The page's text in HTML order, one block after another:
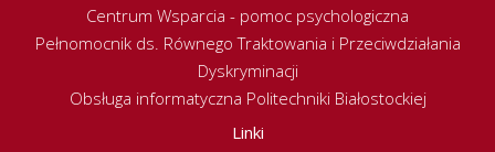
Centrum Wsparcia - pomoc psychologiczna
Pełnomocnik ds. Równego Traktowania i Przeciwdziałania
Dyskryminacji
Obsługa informatyczna Politechniki Białostockiej
Linki